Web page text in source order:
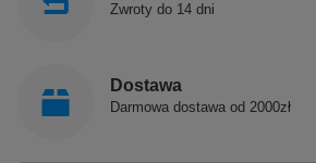
Zwroty do 14 dni
Dostawa
Darmowa dostawa od 2000zł